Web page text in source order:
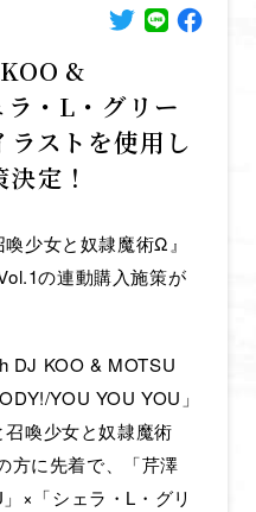
&
・L・グリー
ラストを使用し
定！
少女と奴隷魔術Ω』
の連動購入施策が
DJ KOO & MOTSU
YOU YOU YOU」
喚少女と奴隷魔術
方に先着で、「芹澤
×「シェラ・L・グリ